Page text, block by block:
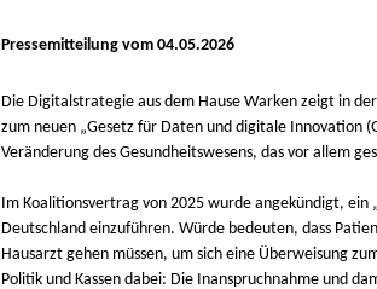
Pressemitteilung vom 04.05.2026
Die Digitalstrategie aus dem Hause Warken zeigt in
zum neuen „Gesetz für Daten und digitale Innovation
Veränderung des Gesundheitswesens, das vor allem
Im Koalitionsvertrag von 2025 wurde angekündigt, ein
Deutschland einzuführen. Würde bedeuten, dass
Hausarzt gehen müssen, um sich eine Überweisung
Politik und Kassen dabei: Die Inanspruchnahme und